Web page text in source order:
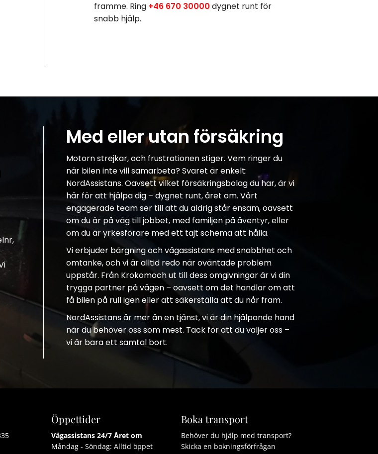
framme. Ring +46 670 30000 dygnet runt för
snabb hjälp.
Med eller utan försäkring
Motorn strejkar, och frustrationen stiger. Vem ringer du
när bilen inte vill samarbeta? Svaret är enkelt:
NordAssistans. Oavsett vilket försäkringsbolag du har, är vi
här för att hjälpa dig – dygnet runt, året om. Vårt
engagerade team ser till att du aldrig står ensam, oavsett
om du är på väg till jobbet, med familjen på äventyr, eller
om du är yrkesförare med ett tajt schema att hålla.
Vi erbjuder bärgning och vägassistans med snabbhet och
omtanke, och vi är alltid redo när oväntade problem
uppstår. Från Krokomoch ut till dess omgivningar är vi din
trygga partner på vägen – oavsett om det handlar om att
få bilen på rull igen eller att säkerställa att du når fram.
NordAssistans är mer än en tjänst, vi är din hjälpande hand
när du behöver oss som mest. Tack för att du väljer oss –
vi är bara ett samtal bort.
Öppettider
Vägassistans 24/7 Året om
Måndag - Söndag: Alltid öppet
Boka transport
Behöver du hjälp med transport?
Skicka en bokningsförfrågan